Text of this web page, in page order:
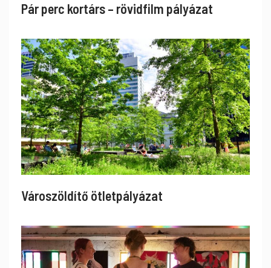
Pár perc kortárs – rövidfilm pályázat
Városzöldítő ötletpályázat